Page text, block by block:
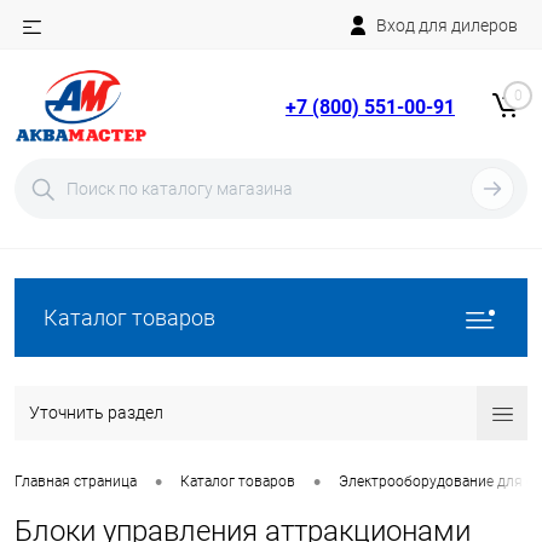
Вход для дилеров
+7 (800) 551-00-91 0
Каталог товаров
Уточнить раздел
Главная страница • Каталог товаров • Электрооборудование для
Блоки управления аттракционами